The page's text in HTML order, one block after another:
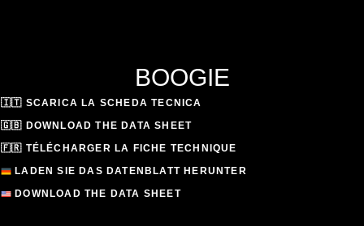
BOOGIE
🇮🇹 SCARICA LA SCHEDA TECNICA
🇬🇧 DOWNLOAD THE DATA SHEET
🇫🇷 TÉLÉCHARGER LA FICHE TECHNIQUE
LADEN SIE DAS DATENBLATT HERUNTER
DOWNLOAD THE DATA SHEET